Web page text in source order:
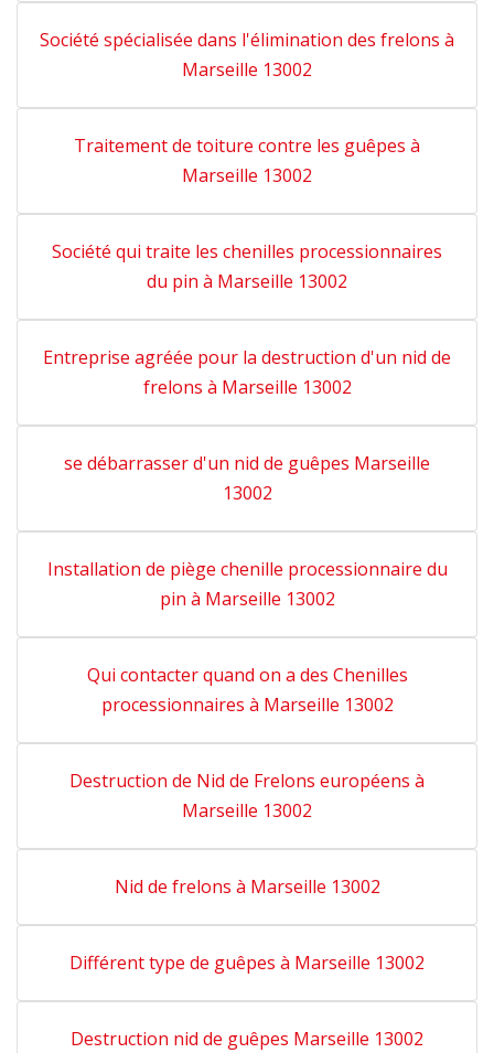
Société spécialisée dans l'élimination des frelons à
Marseille 13002
Traitement de toiture contre les guêpes à
Marseille 13002
Société qui traite les chenilles processionnaires
du pin à Marseille 13002
Entreprise agréée pour la destruction d'un nid de
frelons à Marseille 13002
se débarrasser d'un nid de guêpes Marseille
13002
Installation de piège chenille processionnaire du
pin à Marseille 13002
Qui contacter quand on a des Chenilles
processionnaires à Marseille 13002
Destruction de Nid de Frelons européens à
Marseille 13002
Nid de frelons à Marseille 13002
Différent type de guêpes à Marseille 13002
Destruction nid de guêpes Marseille 13002